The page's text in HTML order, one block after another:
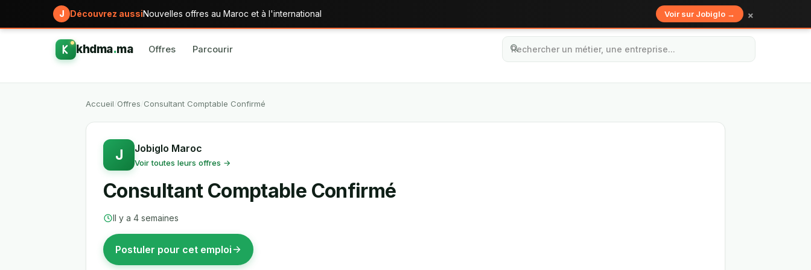
J Découvrez aussiNouvelles offres au Maroc et à l'international Voir sur Jobiglo → ×
khdma.ma Offres Parcourir
Accueil Offres Consultant Comptable Confirmé
J Jobiglo Maroc
Voir toutes leurs offres →
Consultant Comptable Confirmé
Il y a 4 semaines
Postuler pour cet emploi